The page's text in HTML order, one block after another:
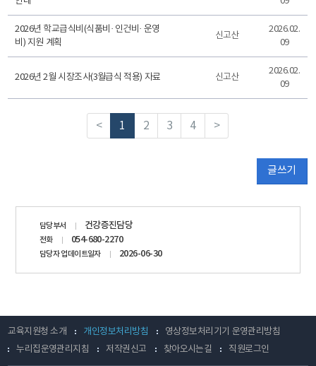
2026년 학교급식비(식품비· 인건비· 운영
비) 지원 계획
신고산
2026.02.
09
2026년 2월 시장조사(3월급식 적용) 자료 신고산
2026.02.
09
< 1 2 3 4 >
글쓰기
담당부서 건강증진담당
전화 054-680-2270
담당자 업데이트일자 2026-06-30
교육지원청 소개 개인정보처리방침
영상정보처리기기 운영관리방침
누리집운영관리지침
저작권신고 찾아오시는길 직원로그인